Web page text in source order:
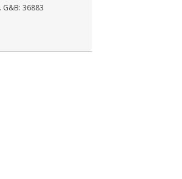
G&B: 36883